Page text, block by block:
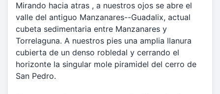
Mirando hacia atras , a nuestros ojos se abre el
valle del antiguo Manzanares--Guadalix, actual
cubeta sedimentaria entre Manzanares y
Torrelaguna. A nuestros pies una amplia llanura
cubierta de un denso robledal y cerrando el
horizonte la singular mole piramidel del cerro de
San Pedro.